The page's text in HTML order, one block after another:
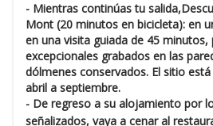
- Mientras continúas tu salida,
Mont (20 minutos en bicicleta): en
en una visita guiada de 45
excepcionales grabados en las
dólmenes conservados. El sitio
abril a septiembre.
- De regreso a su alojamiento por
señalizados, vaya a cenar al